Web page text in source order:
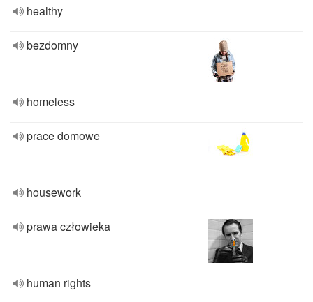
healthy
bezdomny
homeless
prace domowe
housework
prawa człowieka
human rights